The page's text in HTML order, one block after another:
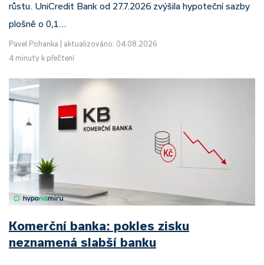
růstu. UniCredit Bank od 27.7.2026 zvýšila hypoteční sazby
plošně o 0,1…
Pavel Pohanka
aktualizováno: 04.08.2026
4 minuty k přečtení
Komerční banka: pokles zisku
neznamená slabší banku